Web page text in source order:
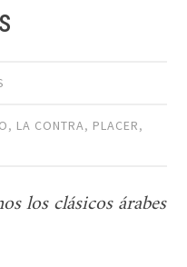
, LA CONTRA, PLACER,
los clásicos árabes